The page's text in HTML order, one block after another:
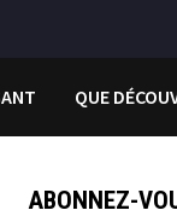
QUE
ABONNEZ-